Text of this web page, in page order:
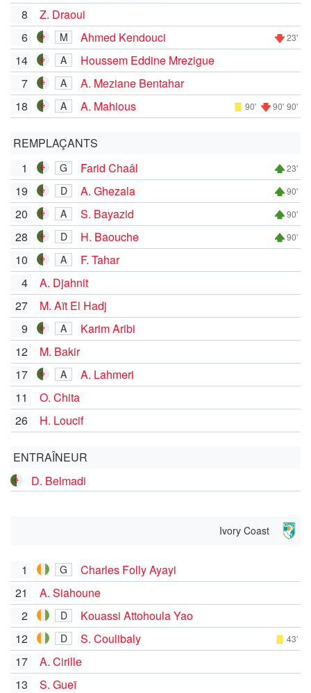
8
Z. Draoui
6
M Ahmed Kendouci 23'
14 A
Houssem Eddine Mrezigue
7
A
A. Meziane Bentahar
18
A A. Mahious 90' 90' 90'
REMPLAÇANTS
1
G Farid Chaâl 23'
19 D A. Ghezala 90'
20 A S. Bayazid 90'
28 D H. Baouche 90'
10 A
F. Tahar
4
A. Djahnit
27
M. Aït El Hadj
9
A
Karim Aribi
12
M. Bakir
17
A
A. Lahmeri
11
O. Chita
26
H. Loucif
ENTRAÎNEUR
D. Belmadi
Ivory Coast
1 G
Charles Folly Ayayi
21
A. Siahoune
2
D
Kouassi Attohoula Yao
12
D S. Coulibaly 43'
17
A. Cirille
13
S. Gueï